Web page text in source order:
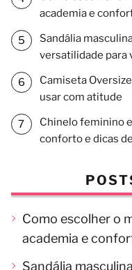
academia e
Sandália
versatilidade para
Camiseta
usar com atitude
Chinelo feminino
conforto e dicas
Como escolher o
academia e
Sandália